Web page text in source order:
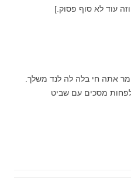
עוד לא סוף פסוק.]
אתה חי בלה לה לנד משלך.
לפחות מסכים עם שביט